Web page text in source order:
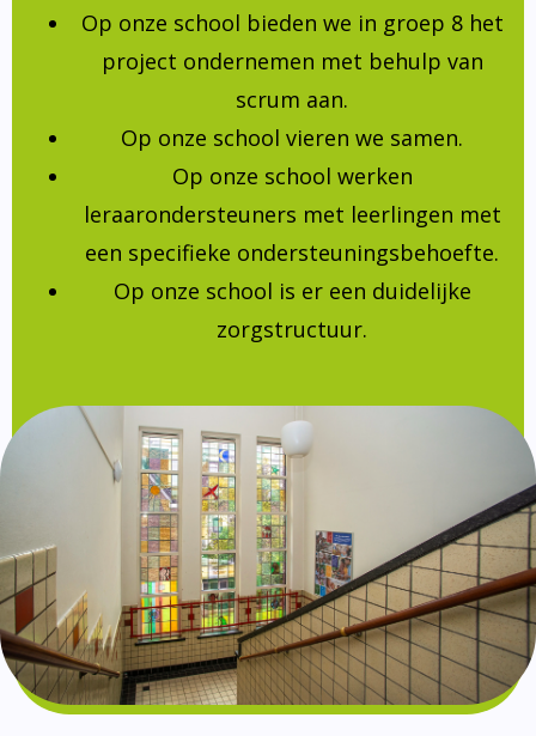
Op onze school bieden we in groep 8 het
project ondernemen met behulp van
scrum aan.
Op onze school vieren we samen.
Op onze school werken
leraarondersteuners met leerlingen met
een specifieke ondersteuningsbehoefte.
Op onze school is er een duidelijke
zorgstructuur.